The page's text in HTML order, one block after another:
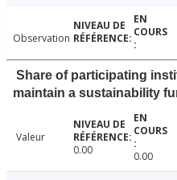
Observation
Share of participating
maintain a sustainability
Valeur
0.00
0.00